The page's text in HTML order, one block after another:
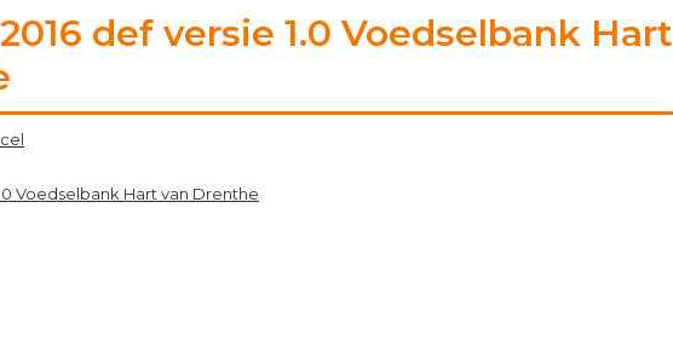
def versie 1.0 Voedselbank Hart
Voedselbank Hart van Drenthe